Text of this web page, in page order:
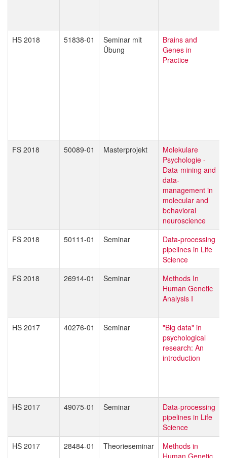
HS 2018 51838-01
Seminar mit
Übung
Brains and
Genes in
Practice
FS 2018 50089-01 Masterprojekt
Molekulare
Psychologie -
Data-mining and
data-
management in
molecular and
behavioral
neuroscience
FS 2018
50111-01 Seminar
Data-processing
pipelines in Life
Science
FS 2018
26914-01 Seminar
Methods In
Human Genetic
Analysis I
HS 2017 40276-01 Seminar
"Big data" in
psychological
research: An
introduction
HS 2017 49075-01 Seminar
Data-processing
pipelines in Life
Science
HS 2017
28484-01 Theorieseminar
Methods in
Human Genetic